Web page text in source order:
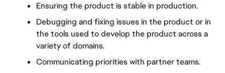
Ensuring the product is stable in production.
Debugging and fixing issues in the product or in
the tools used to develop the product across a
variety of domains.
Communicating priorities with partner teams.